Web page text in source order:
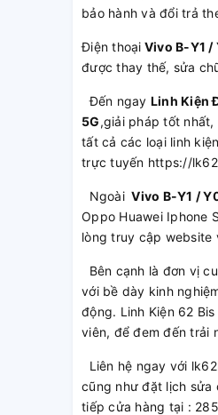
bảo hành và đổi trả
Điện thoại Vivo B-Y1 /
được thay thế, sửa
Đến ngay Linh Kiện
5G,giải pháp tốt
tất cả các loại linh
trực tuyến https://
Ngoài Vivo B-Y1 /
Oppo Huawei Iphone
lòng truy cập website
Bên cạnh là đơn vị
với bề dày kinh
động. Linh Kiện 62
viên, để đem đến trải
Liên hệ ngay với
cũng như đặt lịch sửa
tiếp cửa hàng tại :